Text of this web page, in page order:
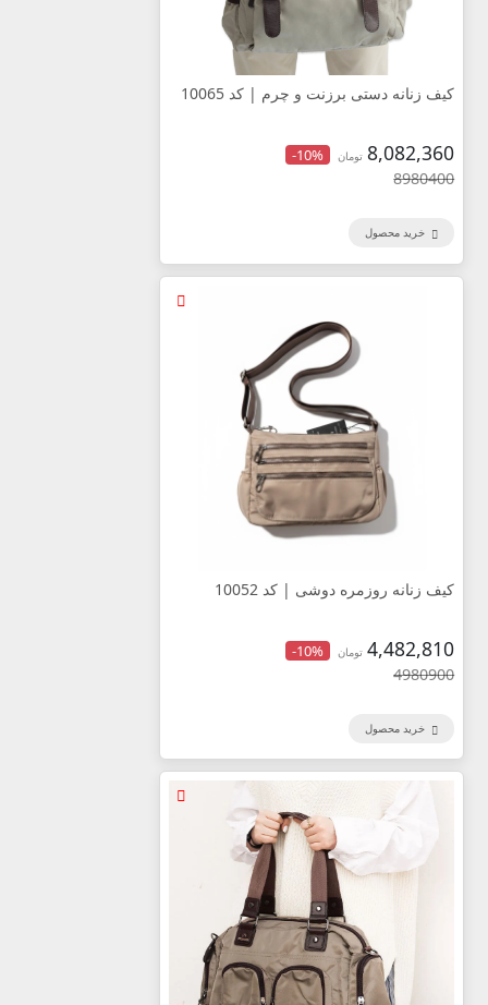
کیف زنانه دستی برزنت و چرم | کد 10065
8,082,360 تومان -10%
8980400
خرید محصول
کیف زنانه روزمره دوشی | کد 10052
4,482,810 تومان -10%
4980900
خرید محصول